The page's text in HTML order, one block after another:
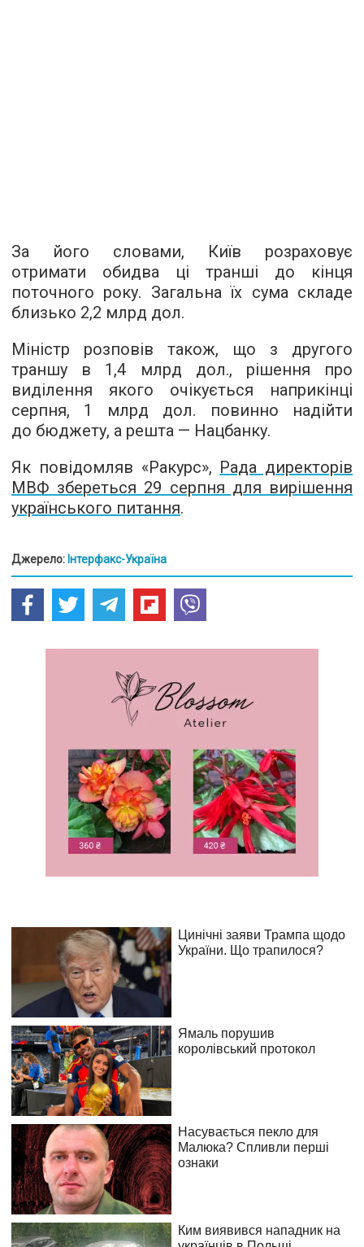
За його словами, Київ розраховує
отримати обидва ці транші до кінця
поточного року. Загальна їх сума складе
близько 2,2 млрд дол.
Міністр розповів також, що з другого
траншу в 1,4 млрд дол., рішення про
виділення якого очікується наприкінці
серпня, 1 млрд дол. повинно надійти
до бюджету, а решта — Нацбанку.
Як повідомляв «Ракурс», Рада директорів
МВФ збереться 29 серпня для вирішення
українського питання.
Джерело: Інтерфакс-Україна